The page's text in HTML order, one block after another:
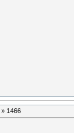
» 1466